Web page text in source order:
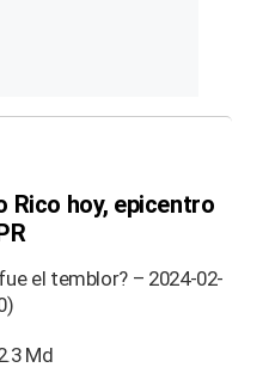
Rico hoy, epicentro
el temblor? – 2024-02-
Md